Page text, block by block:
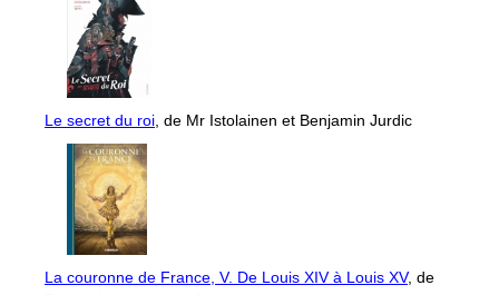
Le secret du roi , de Mr Istolainen et Benjamin Jurdic
La couronne de France, V. De Louis XIV à Louis XV, de